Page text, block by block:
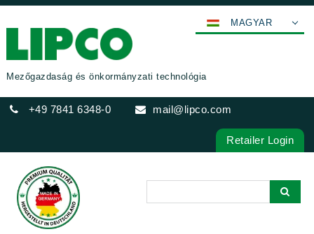
Mezőgazdaság és önkormányzati technológia
+49 7841 6348-0 mail@lipco.com
POLSKI
ITALIANO
MAGYAR
Retailer Login